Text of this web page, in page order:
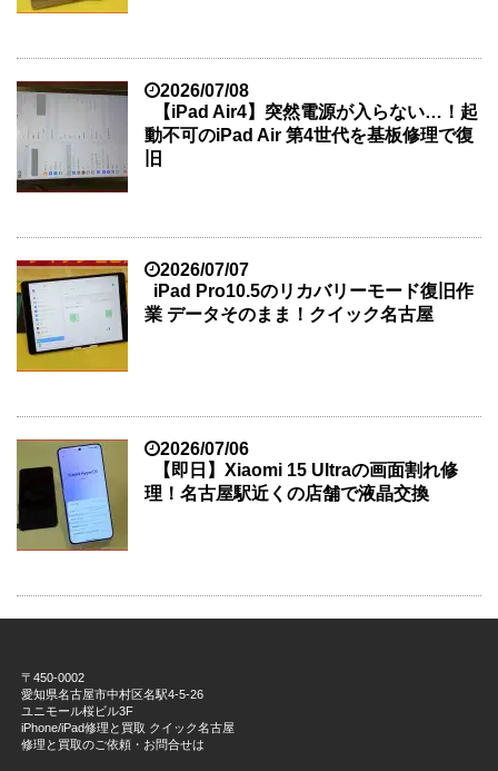
2026/07/08
【iPad Air4】突然電源が入らない…！起
動不可のiPad Air 第4世代を基板修理で復
旧
2026/07/07
iPad Pro10.5のリカバリーモード復旧作
業 データそのまま！クイック名古屋
2026/07/06
【即日】Xiaomi 15 Ultraの画面割れ修
理！名古屋駅近くの店舗で液晶交換
〒450-0002
愛知県名古屋市中村区名駅4-5-26
ユニモール桜ビル3F
iPhone/iPad修理と買取 クイック名古屋
修理と買取のご依頼・お問合せは